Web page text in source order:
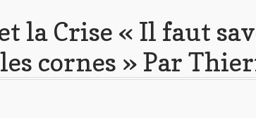
la Crise « Il faut
cornes » Par